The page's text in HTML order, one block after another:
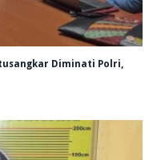
Diminati Polri,